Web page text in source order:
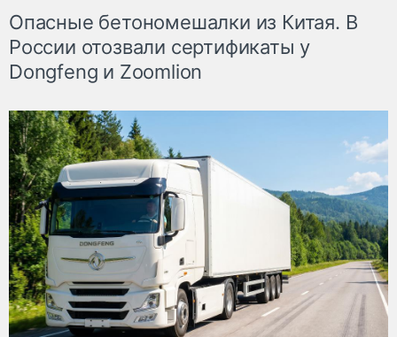
Опасные бетономешалки из Китая. В
России отозвали сертификаты у
Dongfeng и Zoomlion